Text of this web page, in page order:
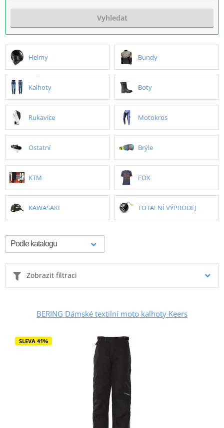
Vyhledat
Helmy Bundy
Kalhoty Boty
Rukavice Motokros
Ostatní Brýle
KTM FOX
KAWASAKI TOTALNÍ VÝPRODEJ
Zobrazit filtraci
BERING Dámské textilní moto kalhoty Keers
SLEVA 41%